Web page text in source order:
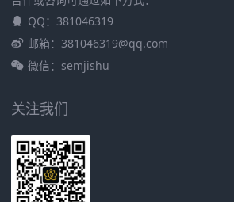
QQ：381046319
邮箱：381046319@qq.com
微信：semjishu
关注我们